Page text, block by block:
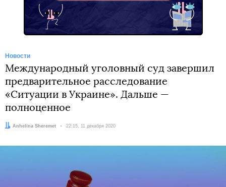
Новости
Международный уголовный суд завершил
предварительное расследование
«Ситуации в Украине». Дальше —
полноценное
Автор:
Anhelina Sheremet Дата:
22:15, 11 декабря 2020